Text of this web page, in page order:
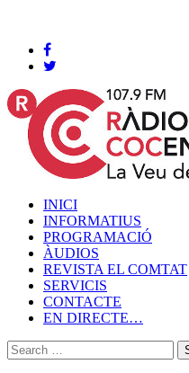
INICI
INFORMATIUS
PROGRAMACIÓ
ÀUDIOS
REVISTA EL COMTAT
SERVICIS
CONTACTE
EN DIRECTE…